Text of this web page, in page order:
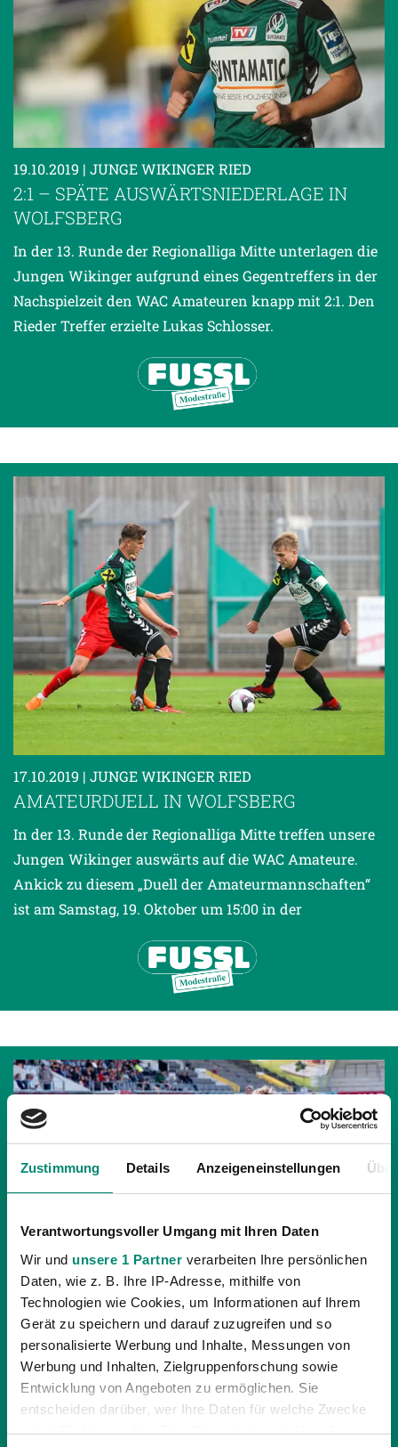
Zustimmung Details Anzeigeneinstellungen
Verantwortungsvoller Umgang mit Ihren Daten
Wir und unsere 1 Partner verarbeiten Ihre persönlichen
Daten, wie z. B. Ihre IP-Adresse, mithilfe von
Technologien wie Cookies, um Informationen auf Ihrem
Gerät zu speichern und darauf zuzugreifen und so
personalisierte Werbung und Inhalte, Messungen von
Werbung und Inhalten, Zielgruppenforschung sowie
Entwicklung von Angeboten zu ermöglichen. Sie
entscheiden darüber, wer Ihre Daten für welche Zwecke
nutzt. Sie können Ihre Einwilligung jederzeit über die
19.10.2019 | JUNGE WIKINGER RIED
2:1 – SPÄTE AUSWÄRTSNIEDERLAGE IN
WOLFSBERG
In der 13. Runde der Regionalliga Mitte unterlagen die
Jungen Wikinger aufgrund eines Gegentreffers in der
Nachspielzeit den WAC Amateuren knapp mit 2:1. Den
Rieder Treffer erzielte Lukas Schlosser.
17.10.2019 | JUNGE WIKINGER RIED
AMATEURDUELL IN WOLFSBERG
In der 13. Runde der Regionalliga Mitte treffen unsere
Jungen Wikinger auswärts auf die WAC Amateure.
Ankick zu diesem „Duell der Amateurmannschaften“
ist am Samstag, 19. Oktober um 15:00 in der
12.10.2019| JUNGE WIKINGER RIED
4:0 – JUNGE WIKINGER FEIERN KLAREN
DERBYSIEG ÜBER VÖCKLAMARKT